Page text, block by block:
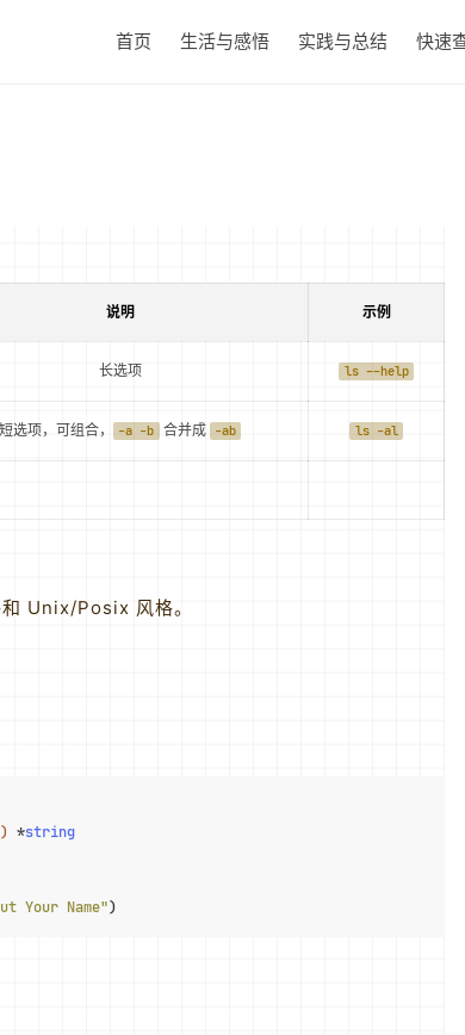
首页 生活与感悟 实践与总结 快速
说明 示例
长选项 ls --help
短选项，可组合， -a -b 合并成 -ab ls -al
Unix/Posix 风格。
) *string
Your Name")